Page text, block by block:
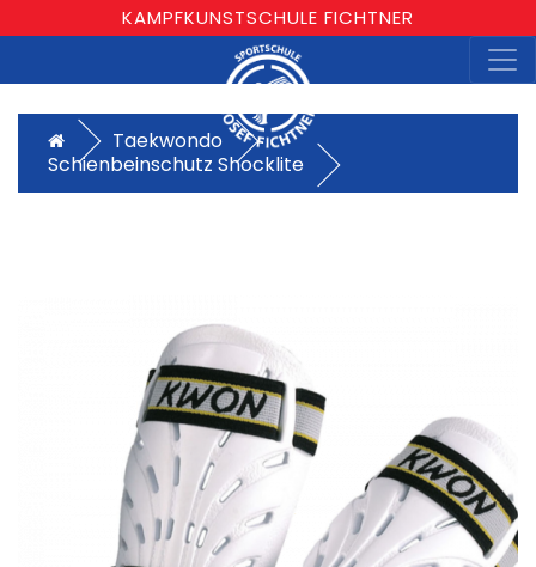
KAMPFKUNSTSCHULE FICHTNER
Taekwondo
Schienbeinschutz Shocklite